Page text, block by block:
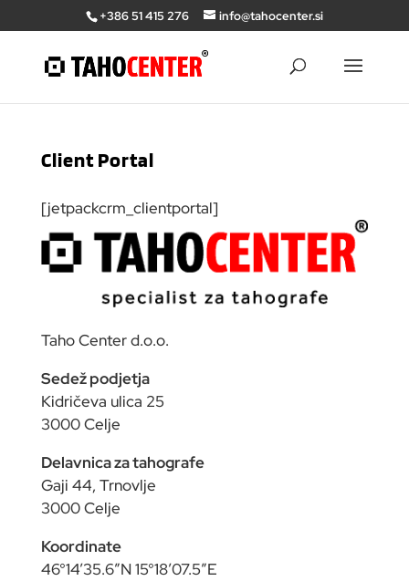
+386 51 415 276 info@tahocenter.si
Client Portal
[jetpackcrm_clientportal]
Taho Center d.o.o.
Sedež podjetja
Kidričeva ulica 25
3000 Celje
Delavnica za tahografe
Gaji 44, Trnovlje
3000 Celje
Koordinate
46°14’35.6″N 15°18’07.5″E